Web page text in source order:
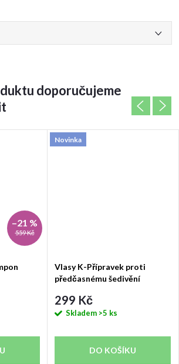
doporučujeme
559 Kč
–21 %
Novinka
Vlasy K-Přípravek proti
předčasnému šedivění
299 Kč
Skladem >5 ks
DO KOŠÍKU